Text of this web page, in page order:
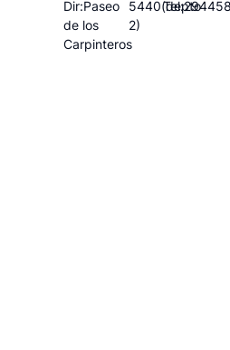
Dir:Paseo
de los
Carpinteros
5440(depto
2)